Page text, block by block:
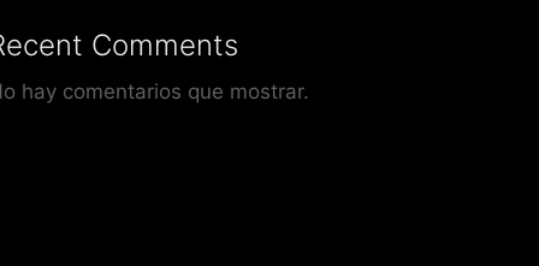
Comments
hay comentarios que mostrar.